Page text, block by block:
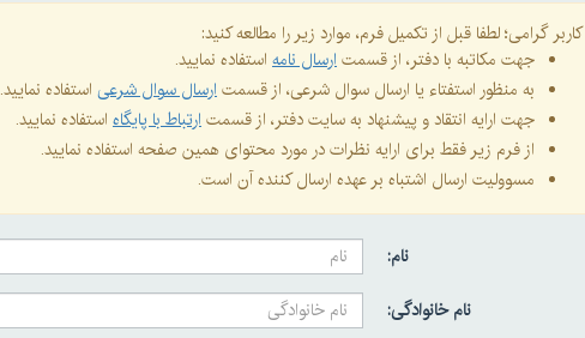
کاربر گرامی؛ لطفا قبل از تکمیل فرم، موارد زیر را مطالعه کنید:
جهت مکاتبه با دفتر، از قسمتارسال نامهاستفاده نمایید.
به منظور استفتاء یا ارسال سوال شرعی، از قسمتارسال سوال شرعیاستفاده نمایید.
جهت ارایه انتقاد و پیشنهاد به سایت دفتر، از قسمتارتباط با پایگاهاستفاده نمایید.
از فرم زیر فقط برای ارایه نظرات در مورد محتوای همین صفحه استفاده نمایید.
مسوولیت ارسال اشتباه بر عهده ارسال کننده آن است.
نام:
نام خانوادگی: